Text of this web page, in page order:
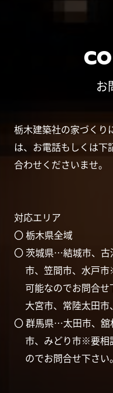
お
栃木建築社の家づくり
は、お電話もしくは下
合わせくださいませ。
対応エリア
〇 栃木県全域
〇 茨城県…結城市、古
市、笠間市、水戸
可能なのでお問合
大宮市、常陸太田
〇 群馬県…太田市、舘
市、みどり市※要相
のでお問合せ下さ